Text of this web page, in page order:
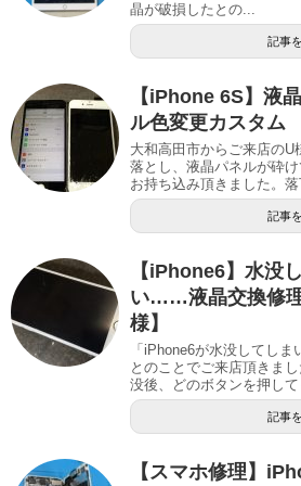
晶が破損したとの...
記事
【iPhone 6S】液
ル色変更カスタム
大和高田市からご来店のU
落とし、液晶パネルが砕
お持ち込み頂きました。落
記事
【iPhone6】水没
い……液晶交換修
様】
「iPhone6が水没してしま
とのことでご来店頂きま
没後、どのボタンを押して
記事
【スマホ修理】